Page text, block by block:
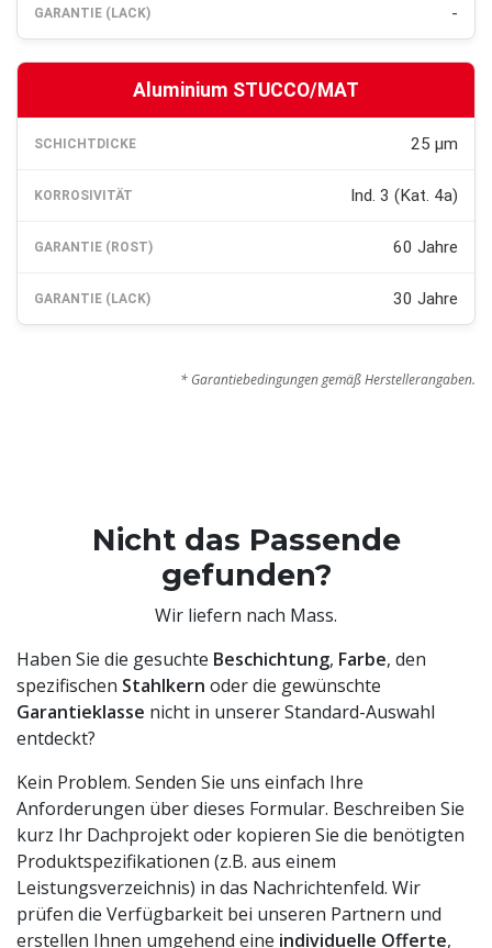
-
Aluminium STUCCO/MAT
25 µm
Ind. 3 (Kat. 4a)
60 Jahre
30 Jahre
* Garantiebedingungen gemäß Herstellerangaben.
Nicht das Passende
gefunden?
Wir liefern nach Mass.
Haben Sie die gesuchte Beschichtung, Farbe, den
spezifischen Stahlkern oder die gewünschte
Garantieklasse nicht in unserer Standard-Auswahl
entdeckt?
Kein Problem. Senden Sie uns einfach Ihre
Anforderungen über dieses Formular. Beschreiben Sie
kurz Ihr Dachprojekt oder kopieren Sie die benötigten
Produktspezifikationen (z.B. aus einem
Leistungsverzeichnis) in das Nachrichtenfeld. Wir
prüfen die Verfügbarkeit bei unseren Partnern und
erstellen Ihnen umgehend eine individuelle Offerte,